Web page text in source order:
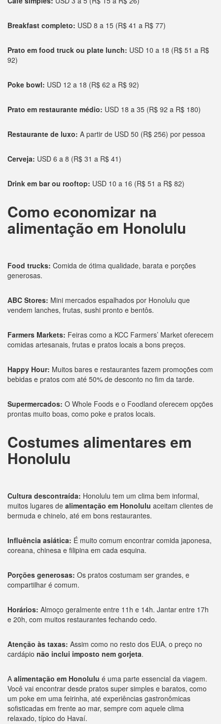
Breakfast completo: USD 8 a 15 (R$ 41 a R$ 77)
Prato em food truck ou plate lunch: USD 10 a 18 (R$ 51 a R$
92)
Poke bowl: USD 12 a 18 (R$ 62 a R$ 92)
Prato em restaurante médio: USD 18 a 35 (R$ 92 a R$ 180)
Restaurante de luxo: A partir de USD 50 (R$ 256) por pessoa
Cerveja: USD 6 a 8 (R$ 31 a R$ 41)
Drink em bar ou rooftop: USD 10 a 16 (R$ 51 a R$ 82)
Como economizar na
alimentação em Honolulu
Food trucks: Comida de ótima qualidade, barata e porções
generosas.
ABC Stores: Mini mercados espalhados por Honolulu que
vendem lanches, frutas, sushi pronto e bentôs.
Farmers Markets: Feiras como a KCC Farmers’ Market oferecem
comidas artesanais, frutas e pratos locais a bons preços.
Happy Hour: Muitos bares e restaurantes fazem promoções com
bebidas e pratos com até 50% de desconto no fim da tarde.
Supermercados: O Whole Foods e o Foodland oferecem opções
prontas muito boas, como poke e pratos locais.
Costumes alimentares em
Honolulu
Cultura descontraída: Honolulu tem um clima bem informal,
muitos lugares de alimentação em Honolulu aceitam clientes de
bermuda e chinelo, até em bons restaurantes.
Influência asiática: É muito comum encontrar comida japonesa,
coreana, chinesa e filipina em cada esquina.
Porções generosas: Os pratos costumam ser grandes, e
compartilhar é comum.
Horários: Almoço geralmente entre 11h e 14h. Jantar entre 17h
e 20h, com muitos restaurantes fechando cedo.
Atenção às taxas: Assim como no resto dos EUA, o preço no
cardápio não inclui imposto nem gorjeta.
A alimentação em Honolulu é uma parte essencial da viagem.
Você vai encontrar desde pratos super simples e baratos, como
um poke em uma feirinha, até experiências gastronômicas
sofisticadas em frente ao mar, sempre com aquele clima
relaxado, típico do Havaí.